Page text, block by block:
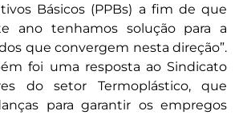
Básicos (PPBs) a fim de que
ano tenhamos solução para a
que convergem nesta direção”.
foi uma resposta ao Sindicato
do setor Termoplástico, que
para garantir os empregos